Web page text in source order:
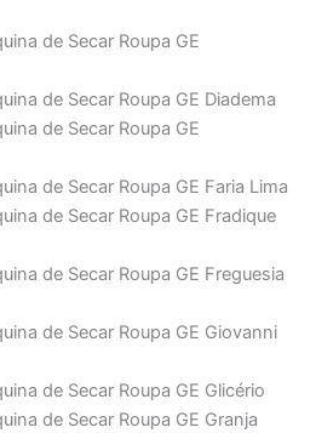
de Secar Roupa GE
de Secar Roupa GE Diadema
de Secar Roupa GE
de Secar Roupa GE Faria Lima
de Secar Roupa GE Fradique
de Secar Roupa GE Freguesia
de Secar Roupa GE Giovanni
de Secar Roupa GE Glicério
de Secar Roupa GE Granja